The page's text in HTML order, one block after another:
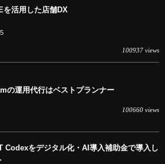
を活用した店舗DX
100937 views
の運用代行はベストプランナー
100660 views
Codexをデジタル化・AI導入補助金で導入し